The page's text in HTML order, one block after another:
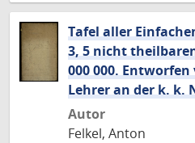
Tafel aller
3, 5 nicht
000 000.
Lehrer an der k. k.
Autor
Felkel, Anton